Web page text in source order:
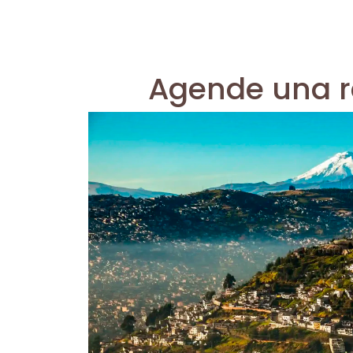
Agende una